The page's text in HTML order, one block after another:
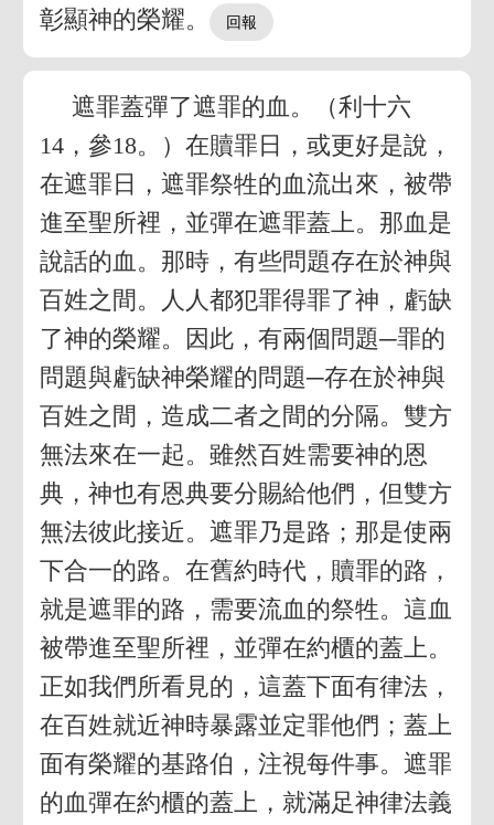
彰顯神的榮耀。
遮罪蓋彈了遮罪的血。（利十六
14，參18。）在贖罪日，或更好是說，
在遮罪日，遮罪祭牲的血流出來，被帶
進至聖所裡，並彈在遮罪蓋上。那血是
說話的血。那時，有些問題存在於神與
百姓之間。人人都犯罪得罪了神，虧缺
了神的榮耀。因此，有兩個問題─罪的
問題與虧缺神榮耀的問題─存在於神與
百姓之間，造成二者之間的分隔。雙方
無法來在一起。雖然百姓需要神的恩
典，神也有恩典要分賜給他們，但雙方
無法彼此接近。遮罪乃是路；那是使兩
下合一的路。在舊約時代，贖罪的路，
就是遮罪的路，需要流血的祭牲。這血
被帶進至聖所裡，並彈在約櫃的蓋上。
正如我們所看見的，這蓋下面有律法，
在百姓就近神時暴露並定罪他們；蓋上
面有榮耀的基路伯，注視每件事。遮罪
的血彈在約櫃的蓋上，就滿足神律法義